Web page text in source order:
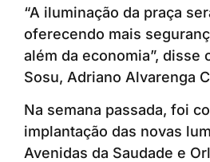
“A iluminação da praça
oferecendo mais
além da economia”, disse
Sosu, Adriano Alvarenga
Na semana passada, foi
implantação das novas
Avenidas da Saudade e